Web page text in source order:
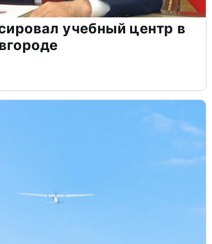
учебный центр в